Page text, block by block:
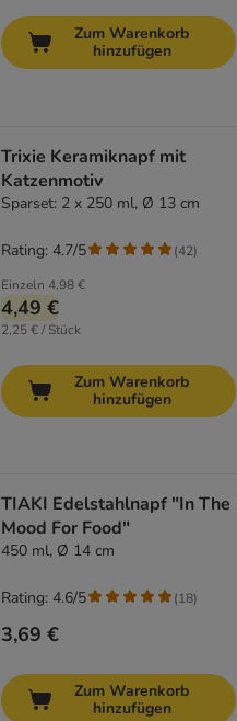
Zum Warenkorb
hinzufügen
Trixie Keramiknapf mit
Katzenmotiv
Sparset: 2 x 250 ml, Ø 13 cm
Einzeln 4,98 €
4,49 €
2,25 € / Stück
Rating: 4.7/5 (42)
Zum Warenkorb
hinzufügen
TIAKI Edelstahlnapf "In The
Mood For Food"
450 ml, Ø 14 cm
3,69 €
Rating: 4.6/5 (18)
Zum Warenkorb
hinzufügen